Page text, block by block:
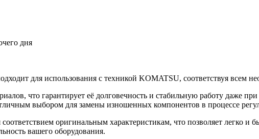
дня
для использования с техникой KOMATSU, соответствуя всем
что гарантирует её долговечность и стабильную работу даже
выбором для замены изношенных компонентов в процессе
оригинальным характеристикам, что позволяет легко и
вашего оборудования.